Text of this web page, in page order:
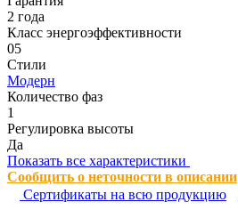
2 года
Класс энергоэффективности
05
Стили
Модерн
Количество фаз
1
Регулировка высоты
Да
Показать все характеристики
Сообщить о неточности в описании
Сертификаты на всю продукцию